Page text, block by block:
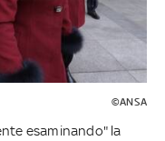
©ANSA
esaminando" la